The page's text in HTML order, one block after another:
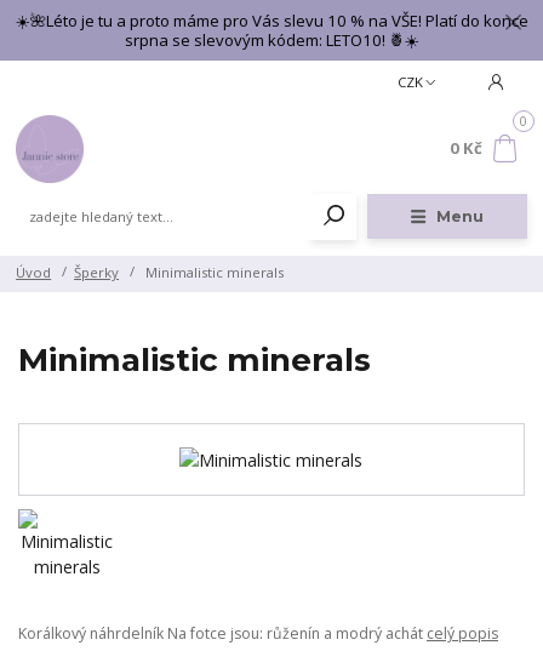
☀️🌺Léto je tu a proto máme pro Vás slevu 10 % na VŠE! Platí do konce
srpna se slevovým kódem: LETO10! 🍍☀️
Menu
CZK
0
0 Kč
Úvod Šperky Minimalistic minerals
Minimalistic minerals
Korálkový náhrdelník Na fotce jsou: růženín a modrý achát celý popis